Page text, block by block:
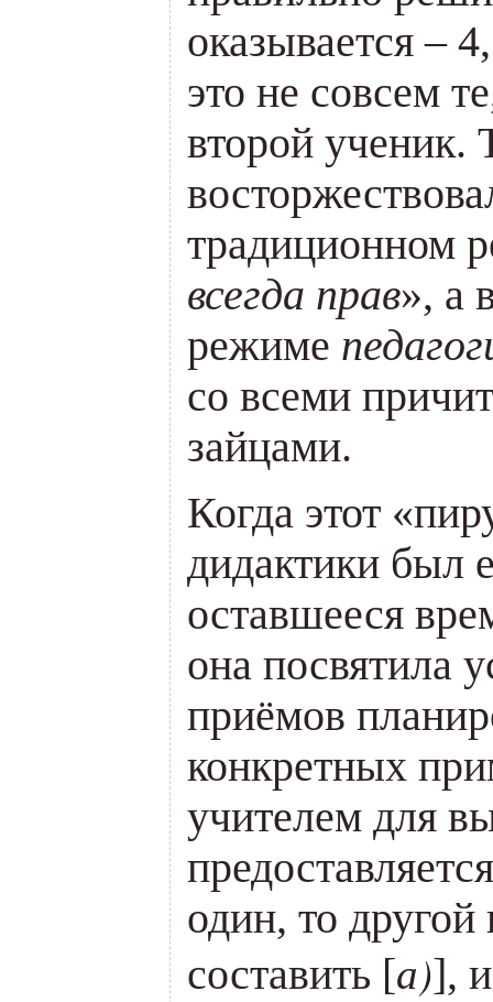
оказывается –
это не совсем
второй ученик.
традиционном
всегда прав», а
режиме
со всеми
зайцами.
Когда этот
дидактики был
оставшееся
она посвятила
приёмов
конкретных
учителем для
один, то
составить [а)],